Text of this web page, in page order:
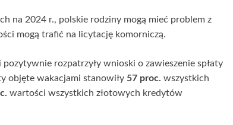
na 2024 r., polskie rodziny mogą mieć problem z
mogą trafić na licytację komorniczą.
rozpatrzyły wnioski o zawieszenie spłaty
objęte wakacjami stanowiły 57 proc. wszystkich
wartości wszystkich złotowych kredytów